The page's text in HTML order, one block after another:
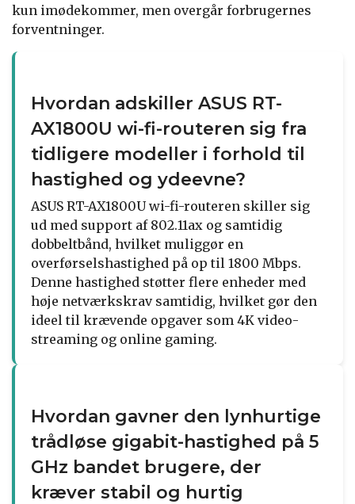
kun imødekommer, men overgår forbrugernes
forventninger.
Hvordan adskiller ASUS RT-
AX1800U wi-fi-routeren sig fra
tidligere modeller i forhold til
hastighed og ydeevne?
ASUS RT-AX1800U wi-fi-routeren skiller sig
ud med support af 802.11ax og samtidig
dobbeltbånd, hvilket muliggør en
overførselshastighed på op til 1800 Mbps.
Denne hastighed støtter flere enheder med
høje netværkskrav samtidig, hvilket gør den
ideel til krævende opgaver som 4K video-
streaming og online gaming.
Hvordan gavner den lynhurtige
trådløse gigabit-hastighed på 5
GHz bandet brugere, der
kræver stabil og hurtig